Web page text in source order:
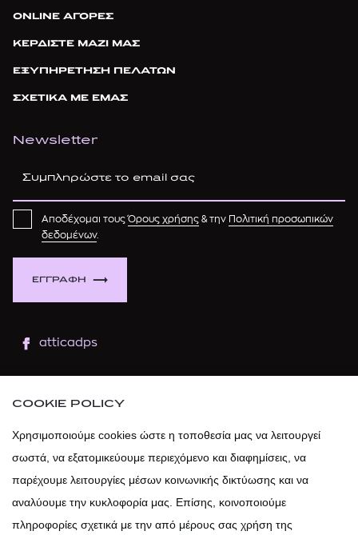
ONLINE ΑΓΟΡΕΣ
ΚΕΡΔΙΣΤΕ ΜΑΖΙ ΜΑΣ
ΕΞΥΠΗΡΕΤΗΣΗ ΠΕΛΑΤΩΝ
ΣΧΕΤΙΚΑ ΜΕ ΕΜΑΣ
Newsletter
ΕΓΓΡΑΦΗ
Αποδέχομαι τουςΌρους χρήσης & την Πολιτική προσωπικών
δεδομένων.
atticadps
atticadps
COOKIE POLICY
Χρησιμοποιούμε cookies ώστε η τοποθεσία μας να λειτουργεί
σωστά, να εξατομικεύουμε περιεχόμενο και διαφημίσεις, να
παρέχουμε λειτουργίες μέσων κοινωνικής δικτύωσης και να
αναλύουμε την κυκλοφορία μας. Επίσης, κοινοποιούμε
πληροφορίες σχετικά με την από μέρους σας χρήση της